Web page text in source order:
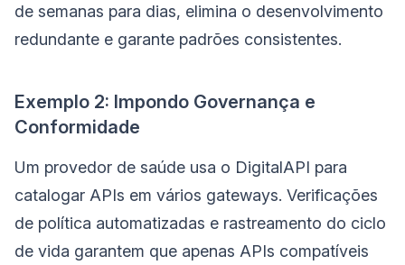
de semanas para dias, elimina o desenvolvimento
redundante e garante padrões consistentes.
Exemplo 2: Impondo Governança e
Conformidade
Um provedor de saúde usa o DigitalAPI para
catalogar APIs em vários gateways. Verificações
de política automatizadas e rastreamento do ciclo
de vida garantem que apenas APIs compatíveis